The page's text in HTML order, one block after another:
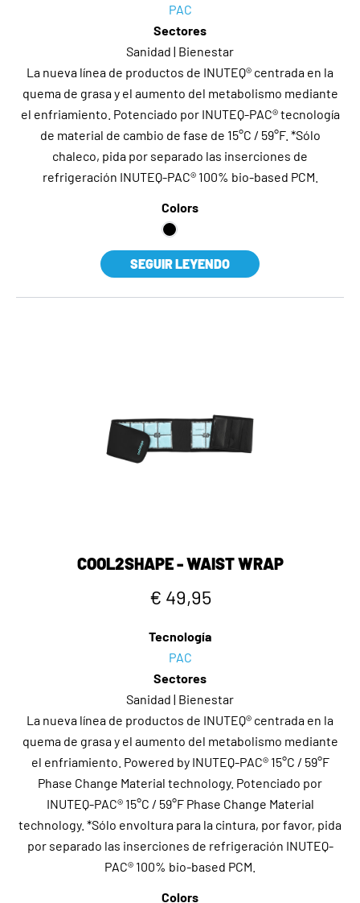
PAC
Sectores
Sanidad | Bienestar
La nueva línea de productos de INUTEQ® centrada en la
quema de grasa y el aumento del metabolismo mediante
el enfriamiento. Potenciado por INUTEQ-PAC® tecnología
de material de cambio de fase de 15°C / 59°F. *Sólo
chaleco, pida por separado las inserciones de
refrigeración INUTEQ-PAC® 100% bio-based PCM.
Colors
SEGUIR LEYENDO
COOL2SHAPE - WAIST WRAP
€ 49,95
Tecnología
PAC
Sectores
Sanidad | Bienestar
La nueva línea de productos de INUTEQ® centrada en la
quema de grasa y el aumento del metabolismo mediante
el enfriamiento. Powered by INUTEQ-PAC® 15°C / 59°F
Phase Change Material technology. Potenciado por
INUTEQ-PAC® 15°C / 59°F Phase Change Material
technology. *Sólo envoltura para la cintura, por favor, pida
por separado las inserciones de refrigeración INUTEQ-
PAC® 100% bio-based PCM.
Colors